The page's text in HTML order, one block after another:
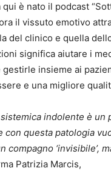
è nato il podcast
il vissuto emotivo
del clinico e quella
significa aiutare i
insieme ai
e una migliore
indolente è un
con questa patologia
compagno ‘invisibile’,
Patrizia Marcis,